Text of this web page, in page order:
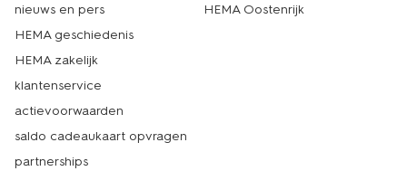
nieuws en pers
HEMA geschiedenis
HEMA zakelijk
klantenservice
actievoorwaarden
saldo cadeaukaart opvragen
partnerships
HEMA Oostenrijk